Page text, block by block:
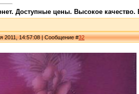
Доступные цены. Высокое
2011, 14:57:08 | Сообщение #32